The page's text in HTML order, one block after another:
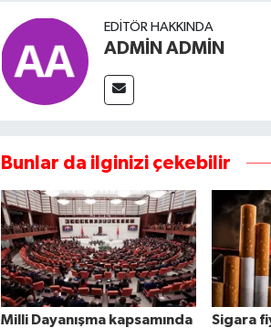
EDITÖR HAKKINDA
ADMİN ADMİN
Bunlar da ilginizi çekebilir
Milli Dayanışma kapsamında
Sigara